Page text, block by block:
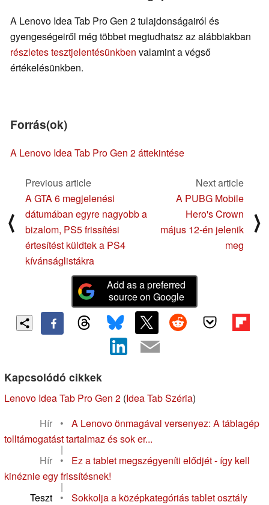
A Lenovo Idea Tab Pro Gen 2 tulajdonságairól és
gyengeségeiről még többet megtudhatsz az alábbiakban
részletes tesztjelentésünkben valamint a végső
értékelésünkben.
Forrás(ok)
A Lenovo Idea Tab Pro Gen 2 áttekintése
⟨
Previous article
A GTA 6 megjelenési
dátumában egyre nagyobb a
bizalom, PS5 frissítési
értesítést küldtek a PS4
kívánságlistákra
Next article
A PUBG Mobile
Hero's Crown
május 12-én jelenik
meg
⟩
Add as a preferred
source on Google
Kapcsolódó cikkek
Lenovo Idea Tab Pro Gen 2 (Idea Tab Széria)
Hír
•
A Lenovo önmagával versenyez: A táblagép
tolltámogatást tartalmaz és sok er...
|
Hír
•
Ez a tablet megszégyeníti elődjét - így kell
kinéznie egy frissítésnek!
|
Teszt
•
Sokkolja a középkategóriás tablet osztály